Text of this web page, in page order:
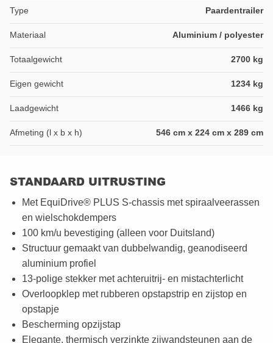
Type Paardentrailer
Materiaal Aluminium / polyester
Totaalgewicht 2700 kg
Eigen gewicht 1234 kg
Laadgewicht 1466 kg
Afmeting (l x b x h) 546 cm x 224 cm x 289 cm
STANDAARD UITRUSTING
Met EquiDrive® PLUS S-chassis met spiraalveerassen
en wielschokdempers
100 km/u bevestiging (alleen voor Duitsland)
Structuur gemaakt van dubbelwandig, geanodiseerd
aluminium profiel
13-polige stekker met achteruitrij- en mistachterlicht
Overloopklep met rubberen opstapstrip en zijstop en
opstapje
Bescherming opzijstap
Elegante, thermisch verzinkte zijwandsteunen aan de